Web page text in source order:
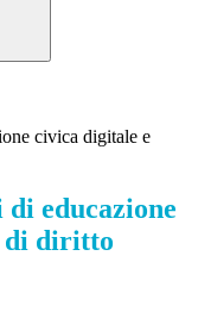
civica digitale e
educazione
di diritto